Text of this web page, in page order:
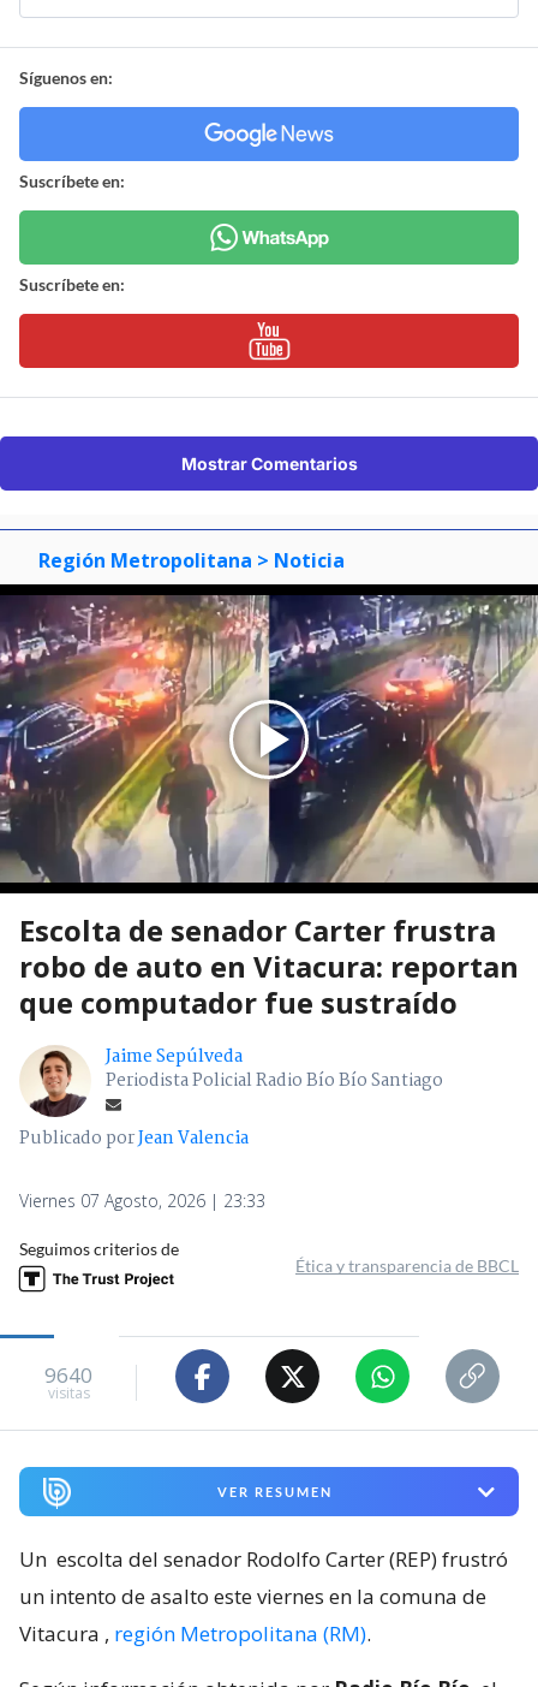
Síguenos en:
Suscríbete en:
Suscríbete en:
Mostrar Comentarios
Región Metropolitana > Noticia
Escolta de senador Carter frustra
robo de auto en Vitacura: reportan
que computador fue sustraído
Jaime Sepúlveda
Periodista Policial Radio Bío Bío Santiago
Publicado porJean Valencia
Viernes 07 Agosto, 2026 | 23:33
Seguimos criterios de
Ética y transparencia de BBCL
9640
visitas
VER RESUMEN
Un escolta del senador Rodolfo Carter (REP) frustró
un intento de asalto este viernes en la comuna de
Vitacura , región Metropolitana (RM).